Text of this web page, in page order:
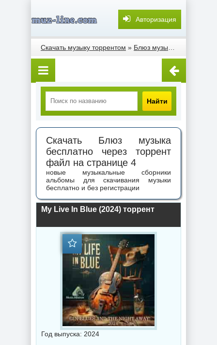
Авторизация
Скачать музыку торрентом » Блюз музыка
Найти
Скачать Блюз музыка
бесплатно через торрент
файл на странице 4
новые музыкальные сборники
альбомы для скачивания музыки
бесплатно и без регистрации
My Live In Blue (2024) торрент
Год выпуска: 2024